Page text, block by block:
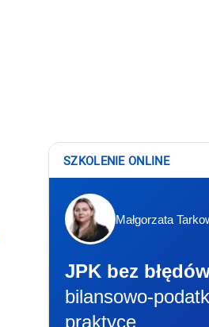
SZKOLENIE ONLINE
Małgorzata
JPK bez
bilansowo-
praktyce